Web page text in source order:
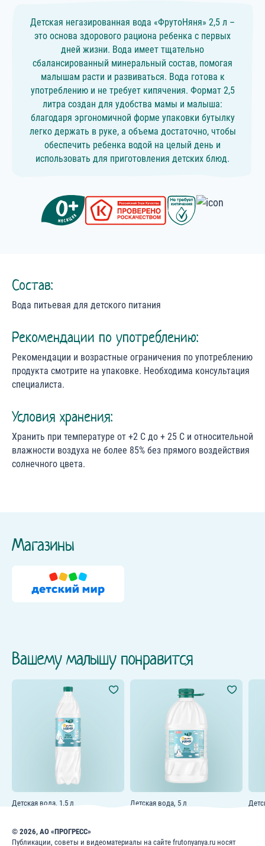
Детская негазированная вода «ФрутоНяня» 2,5 л –
это основа здорового рациона ребенка с первых
дней жизни. Вода имеет тщательно
сбалансированный минеральный состав, помогая
малышам расти и развиваться. Вода готова к
употреблению и не требует кипячения. Формат 2,5
литра создан для удобства мамы и малыша:
благодаря эргономичной форме упаковки бутылку
легко держать в руке, а объема достаточно, чтобы
обеспечить ребенка водой на целый день и
использовать для приготовления детских блюд.
Состав:
Вода питьевая для детского питания
Рекомендации по употреблению:
Рекомендации и возрастные ограничения по употреблению
продукта смотрите на упаковке. Необходима консультация
специалиста.
Условия хранения:
Хранить при температуре от +2 С до + 25 С и относительной
влажности воздуха не более 85% без прямого воздействия
солнечного цвета.
Магазины
Вашему малышу понравится
Детская вода, 1.5 л Детская вода, 5 л
© 2026, АО «ПРОГРЕСС»
Публикации, советы и видеоматериалы на сайте frutonyanya.ru носят